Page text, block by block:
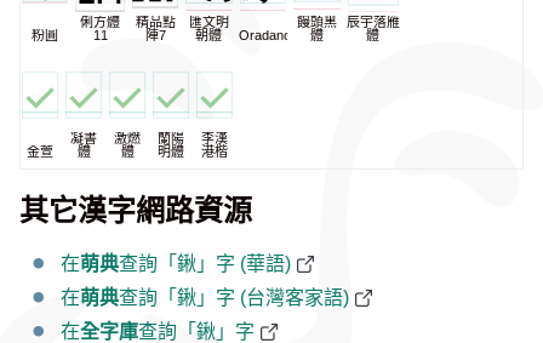
粉圓
俐方體
11
精品點
陣7
匯文明
朝體
Oradano
饅頭黑
體
辰宇落雁
體
金萱
凝書
體
激燃
體
蘭陽
明體
李漢
港楷
其它漢字網路資源
在萌典查詢「鍬」字 (華語)
在萌典查詢「鍬」字 (台灣客家語)
在全字庫查詢「鍬」字